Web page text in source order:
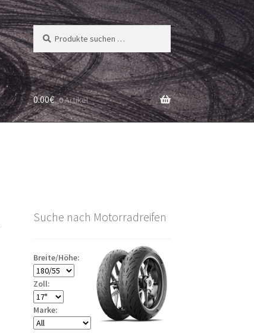
Suchen
nach:
Suchen
0.00€ 0 Artikel
Suche nach Motorradreifen
Breite/Höhe:
Zoll:
Marke: